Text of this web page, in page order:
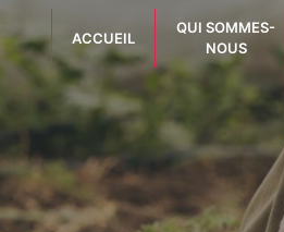
ACCUEIL
QUI SOMMES-
NOUS
Panneau de gestion des cookies